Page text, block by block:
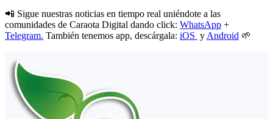
📲 Sigue nuestras noticias en tiempo real uniéndote a las
comunidades de Caraota Digital dando click: WhatsApp +
Telegram. También tenemos app, descárgala: iOS y Android 🌱